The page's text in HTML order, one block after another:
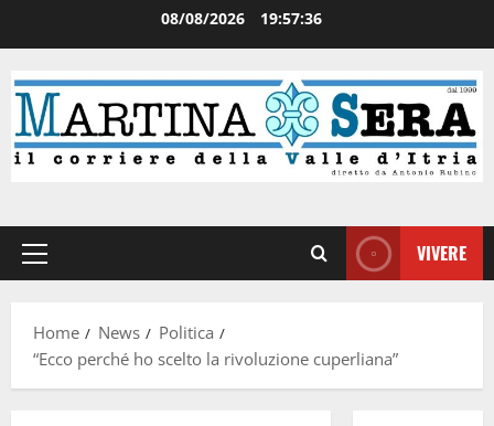
08/08/2026 19:57:37
VIVERE
Home News
Politica
“Ecco perché ho scelto la rivoluzione cuperliana”